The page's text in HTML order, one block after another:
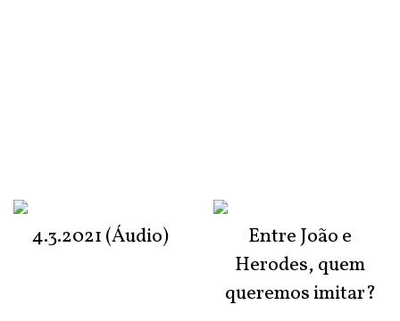
4.3.2021 (Áudio)
Entre João e
Herodes, quem
queremos imitar?